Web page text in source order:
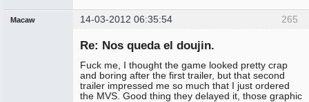
265
Macaw 14-03-2012 06:35:54
Re: Nos queda el doujin.
Fuck me, I thought the game looked pretty crap
and boring after the first trailer, but that second
trailer impressed me so much that I just ordered
the MVS. Good thing they delayed it, those graphic